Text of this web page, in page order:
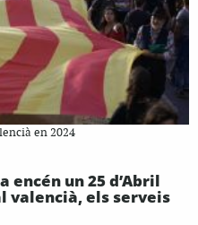
en 2024
encén un 25 d’Abril
valencià, els serveis